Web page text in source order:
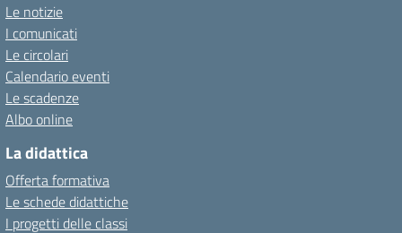
Le notizie
I comunicati
Le circolari
Calendario eventi
Le scadenze
Albo online
La didattica
Offerta formativa
Le schede didattiche
I progetti delle classi